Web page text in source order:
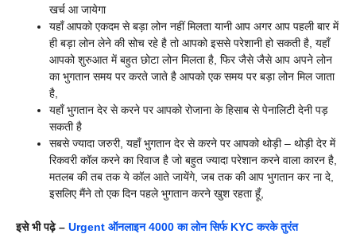
खर्च आ जायेगा
यहाँ आपको एकदम से बड़ा लोन नहीं मिलता यानी आप अगर आप पहली बार में
ही बड़ा लोन लेने की सोच रहे है तो आपको इससे परेशानी हो सकती है, यहाँ
आपको शुरुआत में बहुत छोटा लोन मिलता है, फिर जैसे जैसे आप अपने लोन
का भुगतान समय पर करते जाते है आपको एक समय पर बड़ा लोन मिल जाता
है,
यहाँ भुगतान देर से करने पर आपको रोजाना के हिसाब से पेनालिटी देनी पड़
सकती है
सबसे ज्यादा जरुरी, यहाँ भुगतान देर से करने पर आपको थोड़ी – थोड़ी देर में
रिकवरी कॉल करने का रिवाज है जो बहुत ज्यादा परेशान करने वाला कारन है,
मतलब की तब तक ये कॉल आते जायेंगे, जब तक की आप भुगतान कर ना दे,
इसलिए मैंने तो एक दिन पहले भुगतान करने खुश रहता हूँ,
इसे भी पढ़े – Urgent ऑनलाइन 4000 का लोन सिर्फ KYC करके तुरंत